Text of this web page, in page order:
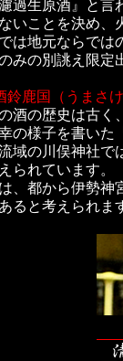
濾過生原酒』と
いことを決め、
は地元ならでは
みの別誂え限定
鈴鹿国（うまさ
酒の歴史は古く
の様子を書いた
域の川俣神社で
られています。
、都から伊勢神
ると考えられま